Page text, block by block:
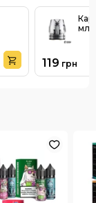
мл
119 грн